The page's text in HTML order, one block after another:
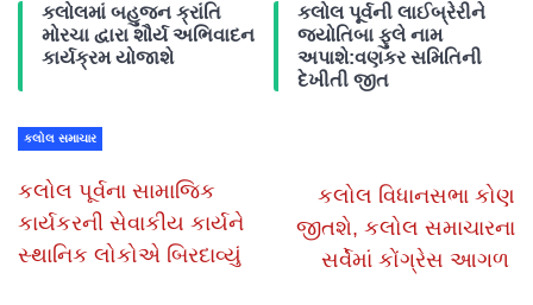
કલોલમાં બહુજન ક્રાંતિ
મોરચા દ્વારા શૌર્ય અભિવાદન
કાર્યક્રમ યોજાશે
કલોલ પૂર્વની લાઈબ્રેરીને
જ્યોતિબા ફુલે નામ
અપાશે:વણકર સમિતિની
દેખીતી જીત
કલોલ સમાચાર
કલોલ પૂર્વના સામાજિક
કાર્યકરની સેવાકીય કાર્યને
સ્થાનિક લોકોએ બિરદાવ્યું
કલોલ વિધાનસભા કોણ
જીતશે, કલોલ સમાચારના
સર્વેમાં કોંગ્રેસ આગળ